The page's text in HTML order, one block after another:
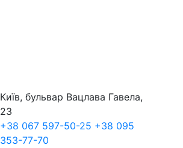
Київ, бульвар Вацлава Гавела,
23
+38 067 597-50-25 +38 095
353-77-70